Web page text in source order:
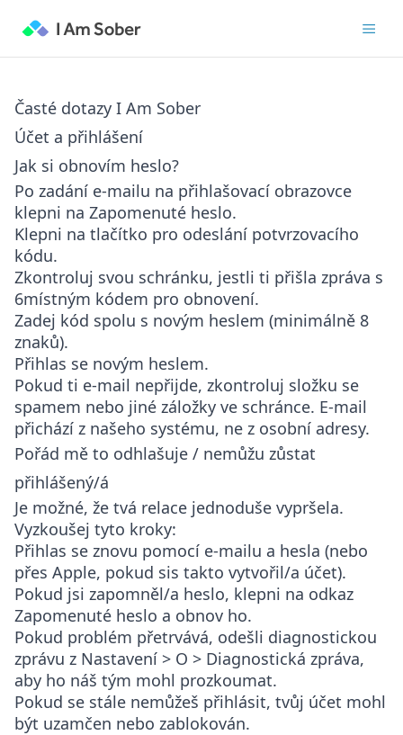
Časté dotazy I Am Sober
Účet a přihlášení
Jak si obnovím heslo?
Po zadání e-mailu na přihlašovací obrazovce
klepni na Zapomenuté heslo.
Klepni na tlačítko pro odeslání potvrzovacího
kódu.
Zkontroluj svou schránku, jestli ti přišla zpráva s
6místným kódem pro obnovení.
Zadej kód spolu s novým heslem (minimálně 8
znaků).
Přihlas se novým heslem.
Pokud ti e-mail nepřijde, zkontroluj složku se
spamem nebo jiné záložky ve schránce. E-mail
přichází z našeho systému, ne z osobní adresy.
Pořád mě to odhlašuje / nemůžu zůstat
přihlášený/á
Je možné, že tvá relace jednoduše vypršela.
Vyzkoušej tyto kroky:
Přihlas se znovu pomocí e-mailu a hesla (nebo
přes Apple, pokud sis takto vytvořil/a účet).
Pokud jsi zapomněl/a heslo, klepni na odkaz
Zapomenuté heslo a obnov ho.
Pokud problém přetrvává, odešli diagnostickou
zprávu z Nastavení > O > Diagnostická zpráva,
aby ho náš tým mohl prozkoumat.
Pokud se stále nemůžeš přihlásit, tvůj účet mohl
být uzamčen nebo zablokován.